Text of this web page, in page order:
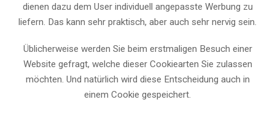
dienen dazu dem User individuell angepasste Werbung zu
liefern. Das kann sehr praktisch, aber auch sehr nervig sein.
Üblicherweise werden Sie beim erstmaligen Besuch einer
Website gefragt, welche dieser Cookiearten Sie zulassen
möchten. Und natürlich wird diese Entscheidung auch in
einem Cookie gespeichert.